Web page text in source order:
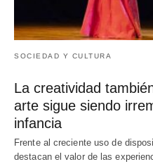
SOCIEDAD Y CULTURA
La creatividad
arte sigue siendo
infancia
Frente al creciente uso de
destacan el valor de las